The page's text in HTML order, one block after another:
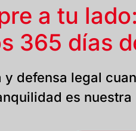
a tu
365 días
y defensa legal
es